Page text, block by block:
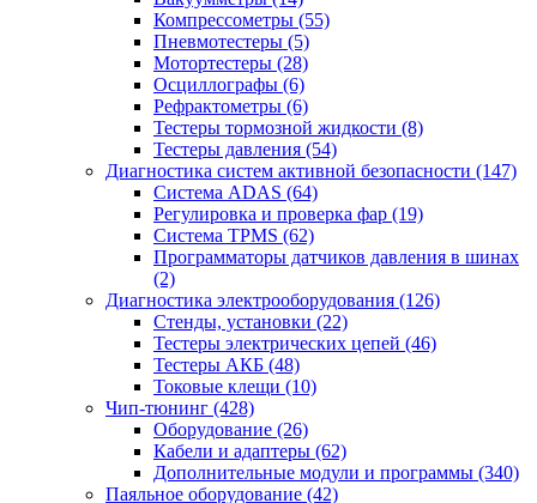
Компрессометры (55)
Пневмотестеры (5)
Мотортестеры (28)
Осциллографы (6)
Рефрактометры (6)
Тестеры тормозной жидкости (8)
Тестеры давления (54)
Диагностика систем активной безопасности (147)
Система ADAS (64)
Регулировка и проверка фар (19)
Система TPMS (62)
Программаторы датчиков давления в шинах
(2)
Диагностика электрооборудования (126)
Стенды, установки (22)
Тестеры электрических цепей (46)
Тестеры АКБ (48)
Токовые клещи (10)
Чип-тюнинг (428)
Оборудование (26)
Кабели и адаптеры (62)
Дополнительные модули и программы (340)
Паяльное оборудование (42)